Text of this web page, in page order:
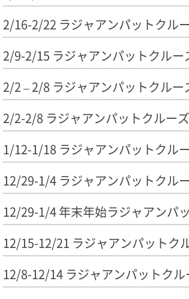
2/16-2/22 ラジャアンパットクル
2/9-2/15 ラジャアンパットクルー
2/2 – 2/8 ラジャアンパットクル
2/2-2/8 ラジャアンパットクルー
1/12-1/18 ラジャアンパットクル
12/29-1/4 ラジャアンパットクル
12/29-1/4 年末年始ラジャアンパ
12/15-12/21 ラジャアンパットク
12/8-12/14 ラジャアンパットクル